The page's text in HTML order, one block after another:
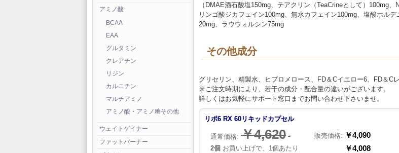
アミノ酸
BCAA
EAA
グルタミン
クレアチン
リジン
カルニチン
マルチアミノ
アミノ酸・アミノ糖その他
ウェイトゲイナー
ファットバーナー
（DMAE酒石酸塩150mg、テアクリン（TeaCrineとして）100mg、
リンゴ酸ジカフェイン100mg、無水カフェイン100mg、塩酸ホル
20mg、ラウウォルシン75mg
その他成分
グリセリン、精製水、ヒプロメロース、FD＆Cイエロー6、FD＆C
※ご注文時期により、若干の成分・配合量の違いがございます。
詳しくはお気軽にサポート窓口までお問い合わせ下さいませ。
リポ6 RX 60リキッドカプセル
通常価格: ￥4,620 ⇨ 販売価格: ￥4,090
2個 お買い上げで、1個あたり ￥4,008